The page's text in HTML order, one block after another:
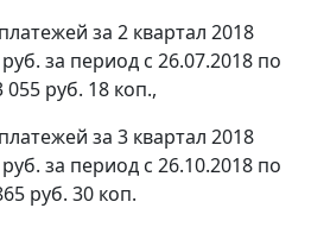
за 2 квартал 2018
за период с 26.07.2018 по
руб. 18 коп.,
за 3 квартал 2018
за период с 26.10.2018 по
руб. 30 коп.